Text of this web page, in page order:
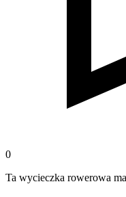
0
Ta wycieczka rowerowa